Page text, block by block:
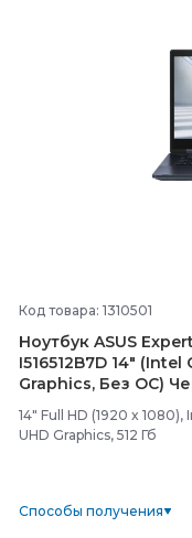
Код товара: 1310501
Ноутбук ASUS
I516512B7D 14" (Intel
Graphics, Без ОС)
14" Full HD (1920 x 1080),
UHD Graphics, 512 Гб
Способы получения